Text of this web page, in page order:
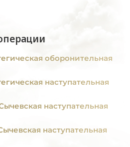
оборонительная
наступательная
наступательная
наступательная